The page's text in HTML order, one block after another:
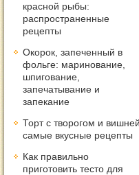
красной рыбы:
распространенные
рецепты
Окорок, запеченный в
фольге: маринование,
шпигование,
запечатывание и
запекание
Торт с творогом и
самые вкусные рецепты
Как правильно
приготовить тесто для